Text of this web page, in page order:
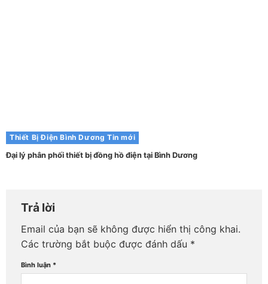
Thiết Bị Điện Bình Dương Tin mới
Đại lý phân phối thiết bị đồng hồ điện tại Bình Dương
Trả lời
Email của bạn sẽ không được hiển thị công khai.
Các trường bắt buộc được đánh dấu *
Bình luận *